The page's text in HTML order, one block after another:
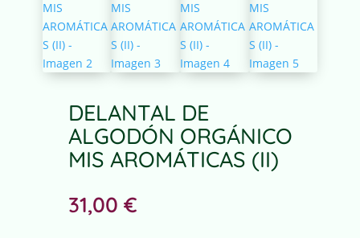
DELANTAL DE
ALGODÓN ORGÁNICO
MIS AROMÁTICAS (II)
31,00 €